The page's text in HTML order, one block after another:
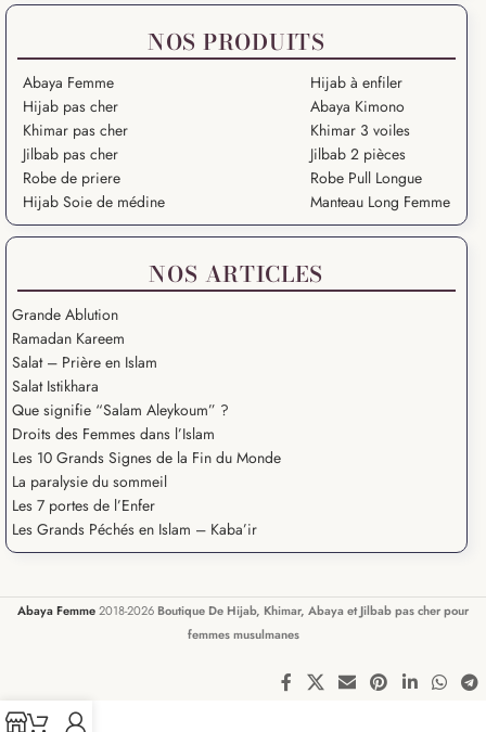
NOS PRODUITS
Abaya Femme
Hijab pas cher
Khimar pas cher
Jilbab pas cher
Robe de priere
Hijab Soie de médine
Hijab à enfiler
Abaya Kimono
Khimar 3 voiles
Jilbab 2 pièces
Robe Pull Longue
Manteau Long Femme
NOS ARTICLES
Grande Ablution
Ramadan Kareem
Salat – Prière en Islam
Salat Istikhara
Que signifie “Salam Aleykoum” ?
Droits des Femmes dans l’Islam
Les 10 Grands Signes de la Fin du Monde
La paralysie du sommeil
Les 7 portes de l’Enfer
Les Grands Péchés en Islam – Kaba’ir
Abaya Femme2018-2026 Boutique De Hijab, Khimar, Abaya et Jilbab pas cher pour
femmes musulmanes